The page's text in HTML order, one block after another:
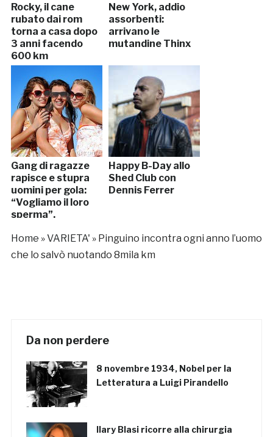
Rocky, il cane
rubato dai rom
torna a casa dopo
3 anni facendo
600 km
New York, addio
assorbenti:
arrivano le
mutandine Thinx
Gang di ragazze
rapisce e stupra
uomini per gola:
“Vogliamo il loro
sperma”.
Happy B-Day allo
Shed Club con
Dennis Ferrer
Home »VARIETA' » Pinguino incontra ogni anno l’uomo
che lo salvò nuotando 8mila km
Da non perdere
8 novembre 1934, Nobel per la
Letteratura a Luigi Pirandello
Ilary Blasi ricorre alla chirurgia